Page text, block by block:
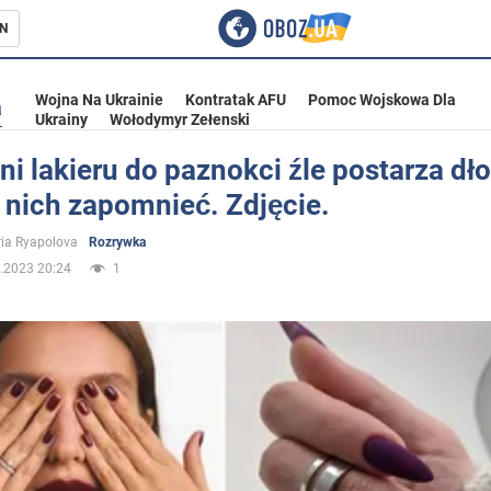
Ukrainie
Wojna Na Ukrainie Kontratak AFU
Pomoc Wojskowa Dla
Ukrainy
Wołodymyr Zełenski
lakieru do paznokci źle postarza
nich zapomnieć. Zdjęcie.
Ryapolova
Rozrywka
20:24
1